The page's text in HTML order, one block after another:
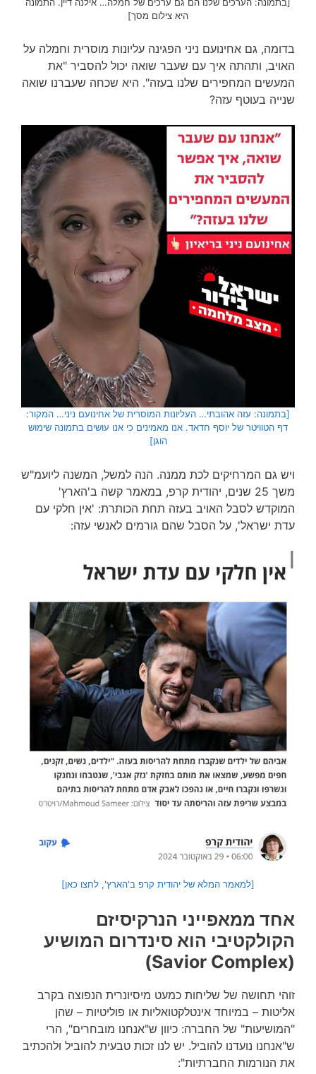
היא צילום מסך]
בדומה, גם אחינועם ניני הפגינה עליונות מוסרית וחמלה על
האויב, ותהתה איך עם שעבר שואה יכול להסביר "את
המעשים המחפירים שלנו בעזה". היא שכחה שעברנו שואה
שנייה בעוטף עזה?
[בתמונה: עזה אהובתי… העליונות המוסרית של אחינועם ניני… המקור:
דף הטוויטר של יוסף חדאד. אנו מאמינים כי אנו עושים בתמונה שימוש
הוגן]
ויש גם המרחיקים לכת ממנה. הנה למשל, המשנה ליועמ"ש
משך 25 שנים, יהודית קרפ, במאמר קשה ב'הארץ'
המוקדש לסבל האויב בעזה תחת הכותרת: 'אין חלקי עם
עדת ישראל', על הסבל שהם גורמים לאנשי עזה:
[למאמר המלא של יהודית קרפ ב'הארץ', לחצו כאן]
אחד ממאפייני הנרקיסיזם
הקולקטיבי הוא סינדרום המושיע
(Savior Complex)
זוהי תחושה של שליחות כמעט מיסיונרית הנפוצה בקרב
אליטות – במיוחד אינטלקטואליות או פוליטיות – שהן
"המושיעות" של החברה: כיוון ש"אנחנו מובחרים", הרי
ש"אנחנו נועדנו להוביל. יש לנו זכות טבעית להוביל ולהכתיב
את הנורמות החברתיות":